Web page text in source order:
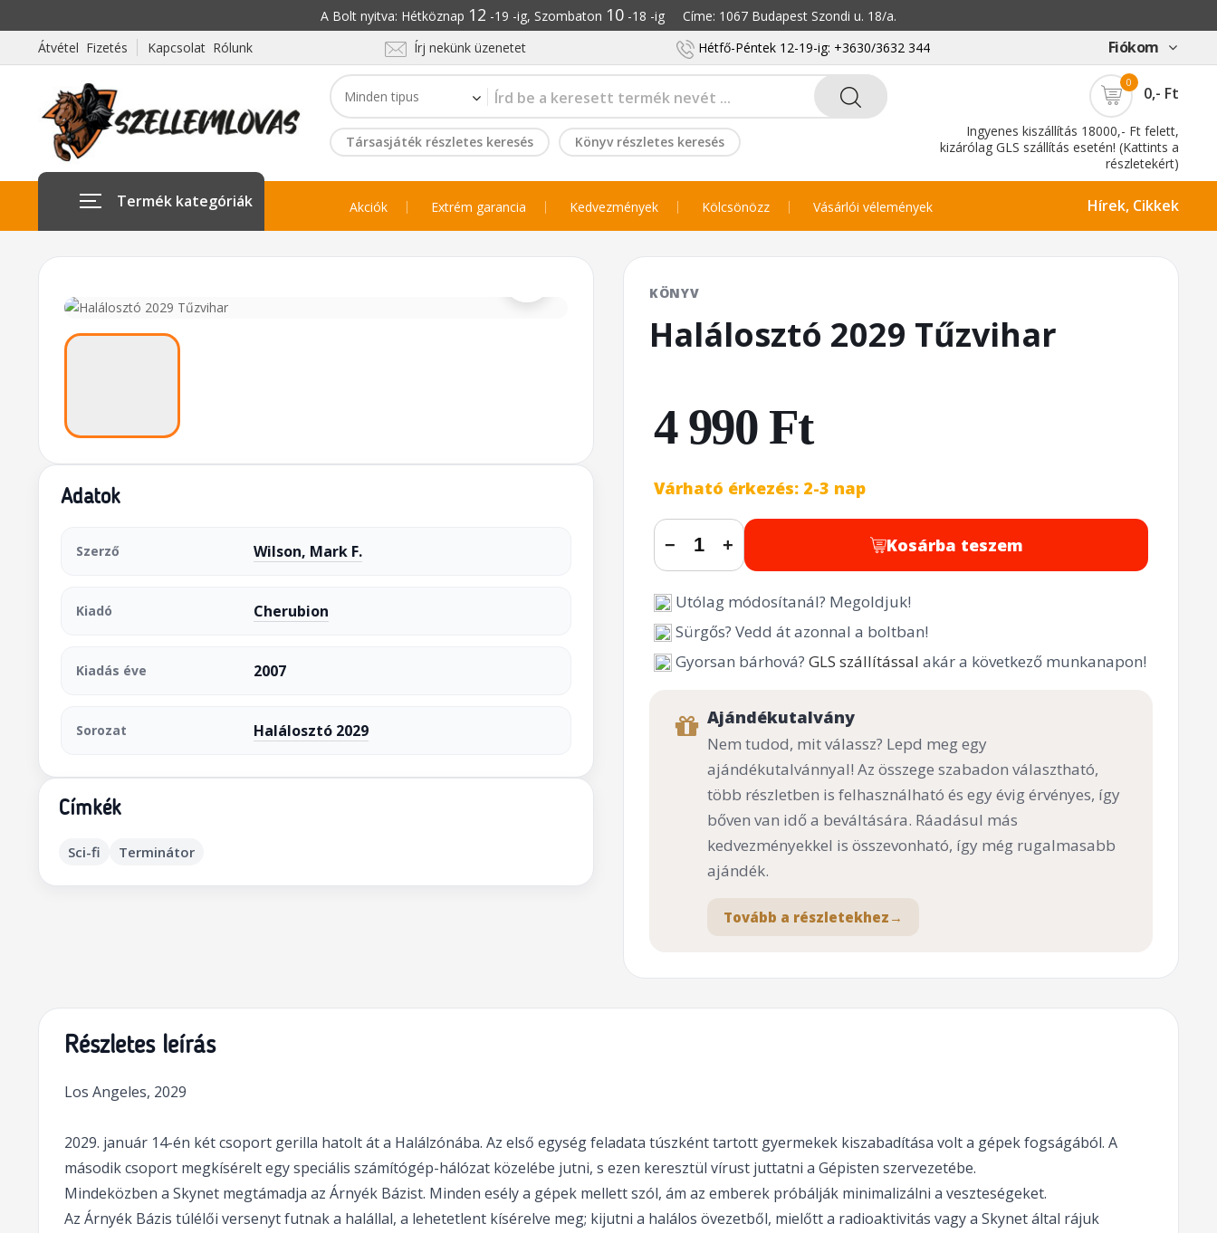
A Bolt nyitva: Hétköznap 12 -19 -ig, Szombaton 10-18 -ig Címe: 1067 Budapest Szondi u. 18/a.
Átvétel Fizetés
Kapcsolat Rólunk Írj nekünk üzenetet Hétfő-Péntek 12-19-ig: +3630/3632 344 Fiókom
Társasjáték részletes keresés Könyv részletes keresés
0
0,- Ft
Ingyenes kiszállítás 18000,- Ft felett,
kizárólag GLS szállítás esetén! (Kattints a
részletekért)
Termék kategóriák Akciók Extrém garancia Kedvezmények Kölcsönözz Vásárlói vélemények Hírek, Cikkek
Adatok
Szerző Wilson, Mark F.
Kiadó Cherubion
Kiadás éve 2007
Sorozat Halálosztó 2029
Címkék
Sci-fi Terminátor
KÖNYV
Halálosztó 2029 Tűzvihar
4 990 Ft
Várható érkezés: 2-3 nap
− + Kosárba teszem
Utólag módosítanál? Megoldjuk!
Sürgős? Vedd át azonnal a boltban!
Gyorsan bárhová? GLS szállítással akár a következő munkanapon!
Ajándékutalvány
Nem tudod, mit válassz? Lepd meg egy
ajándékutalvánnyal! Az összege szabadon választható,
több részletben is felhasználható és egy évig érvényes, így
bőven van idő a beváltására. Ráadásul más
kedvezményekkel is összevonható, így még rugalmasabb
ajándék.
Tovább a részletekhez →
Részletes leírás
Los Angeles, 2029
2029. január 14-én két csoport gerilla hatolt át a Halálzónába. Az első egység feladata túszként tartott gyermekek kiszabadítása volt a gépek fogságából. A
második csoport megkísérelt egy speciális számítógép-hálózat közelébe jutni, s ezen keresztül vírust juttatni a Gépisten szervezetébe.
Mindeközben a Skynet megtámadja az Árnyék Bázist. Minden esély a gépek mellett szól, ám az emberek próbálják minimalizálni a veszteségeket.
Az Árnyék Bázis túlélői versenyt futnak a halállal, a lehetetlent kísérelve meg; kijutni a halálos övezetből, mielőtt a radioaktivitás vagy a Skynet által rájuk